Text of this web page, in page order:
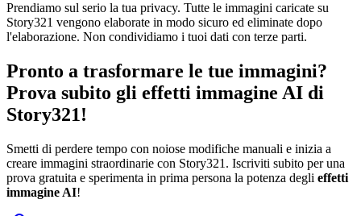
Prendiamo sul serio la tua privacy. Tutte le immagini caricate su
Story321 vengono elaborate in modo sicuro ed eliminate dopo
l'elaborazione. Non condividiamo i tuoi dati con terze parti.
Pronto a trasformare le tue immagini?
Prova subito gli effetti immagine AI di
Story321!
Smetti di perdere tempo con noiose modifiche manuali e inizia a
creare immagini straordinarie con Story321. Iscriviti subito per una
prova gratuita e sperimenta in prima persona la potenza degli effetti
immagine AI!